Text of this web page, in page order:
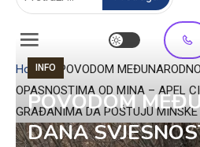
Home»
POVODOM
OPASNOSTIMA OD MINA – APEL
GRAĐANIMA DA POŠTUJU
INFO
POVODOM
DANA